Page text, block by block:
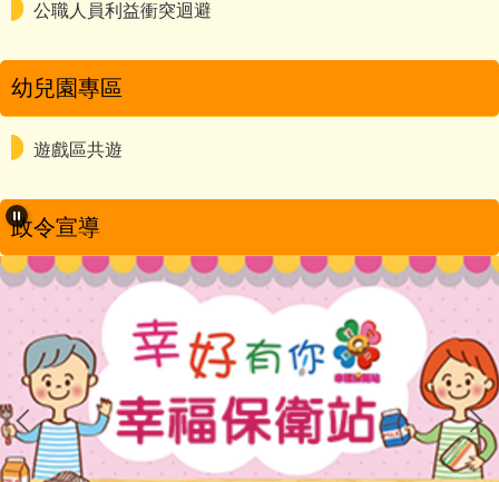
公職人員利益衝突迴避
幼兒園專區
遊戲區共遊
政令宣導